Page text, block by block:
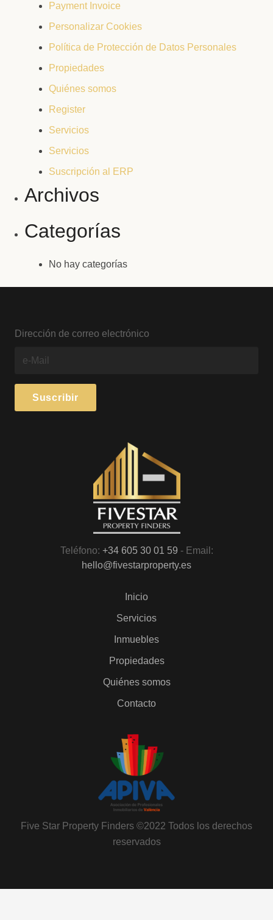
Payment Invoice
Personalizar Cookies
Política de Protección de Datos Personales
Propiedades
Quiénes somos
Register
Servicios
Servicios
Suscripción al ERP
Archivos
Categorías
No hay categorías
Dirección de correo electrónico
Teléfono: +34 605 30 01 59 - Email:
hello@fivestarproperty.es
Inicio
Servicios
Inmuebles
Propiedades
Quiénes somos
Contacto
Five Star Property Finders ©2022 Todos los derechos
reservados